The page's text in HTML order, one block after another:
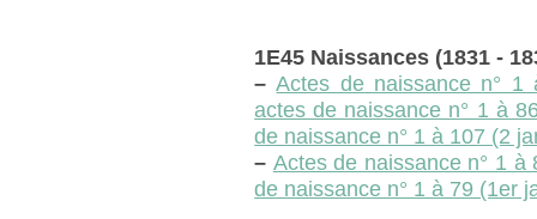
1E45 Naissances (1831 -
– Actes de naissance n°
actes de naissance n° 1 à
de naissance n° 1 à 107 (2
– Actes de naissance n° 1
de naissance n° 1 à 79 (1er